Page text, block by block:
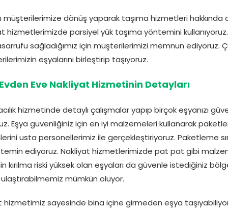
müşterilerimize dönüş yaparak taşıma hizmetleri hakkında
hizmetlerimizde parsiyel yük taşıma yöntemini kullanıyoruz.
sağladığımız için müşterilerimizi memnun ediyoruz.
eşyalarını birleştirip taşıyoruz.
Eve Nakliyat Hizmetinin Detayları
hizmetinde detaylı çalışmalar yapıp birçok eşyanızı
Eşya güvenliğiniz için en iyi malzemeleri kullanarak
usta personellerimiz ile gerçekleştiriyoruz. Paketleme
ediyoruz. Nakliyat hizmetlerimizde pat pat gibi
kırılma riski yüksek olan eşyaları da güvenle istediğiniz
ulaştırabilmemiz mümkün oluyor.
hizmetimiz sayesinde bina içine girmeden eşya